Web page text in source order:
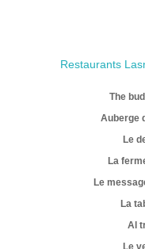
Restaurants
The
Auberge
Le
La
Le
La
Al
Le